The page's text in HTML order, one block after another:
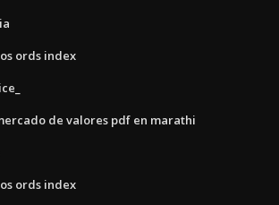
ords index
de valores pdf en marathi
ords index